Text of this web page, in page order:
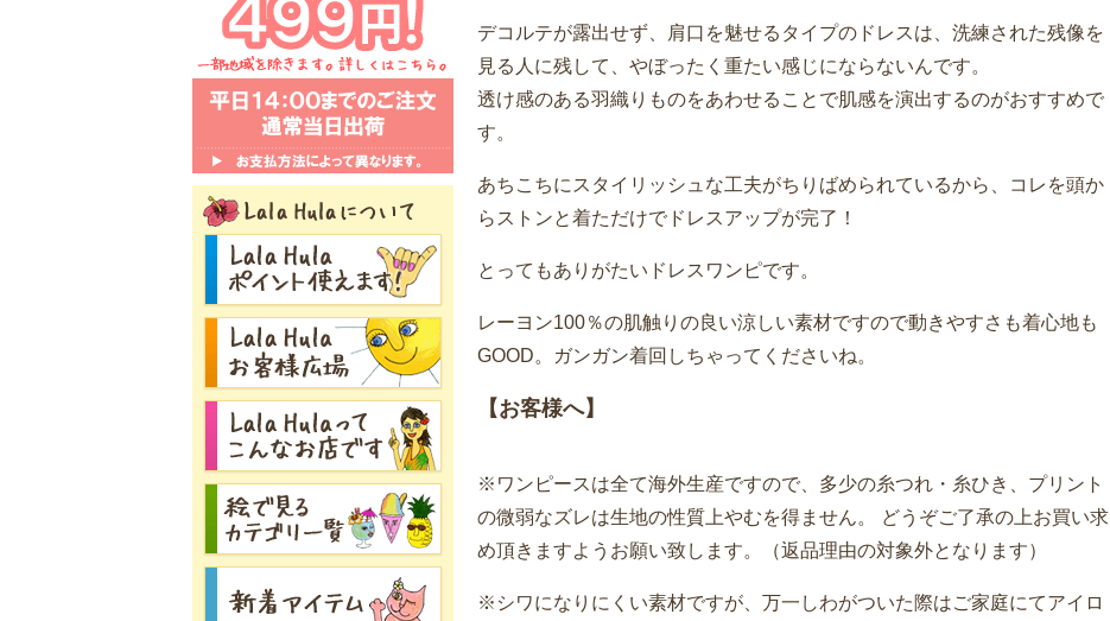
デコルテが露出せず、肩口を魅せるタイプのドレスは、洗練された残像を
見る人に残して、やぼったく重たい感じにならないんです。
透け感のある羽織りものをあわせることで肌感を演出するのがおすすめで
す。
あちこちにスタイリッシュな工夫がちりばめられているから、コレを頭か
らストンと着ただけでドレスアップが完了！
とってもありがたいドレスワンピです。
レーヨン100％の肌触りの良い涼しい素材ですので動きやすさも着心地も
GOOD。ガンガン着回しちゃってくださいね。
【お客様へ】
※ワンピースは全て海外生産ですので、多少の糸つれ・糸ひき、プリント
の微弱なズレは生地の性質上やむを得ません。 どうぞご了承の上お買い求
め頂きますようお願い致します。（返品理由の対象外となります）
※シワになりにくい素材ですが、万一しわがついた際はご家庭にてアイロ